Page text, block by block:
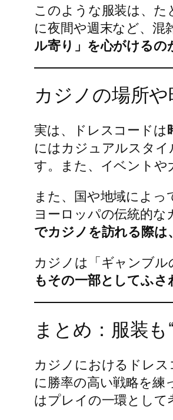
このような服装は、
に夜間や週末など、混
ル寄り」を心がけるの
カジノの場所
実は、ドレスコードは
にはカジュアルスタ
す。また、イベントや
また、国や地域によ
ヨーロッパの伝統的
でカジノを訪れる際
カジノは「ギャンブル
もその一部としてふ
まとめ：服装
カジノにおけるドレ
に勝率の高い戦略を
はプレイの一環として